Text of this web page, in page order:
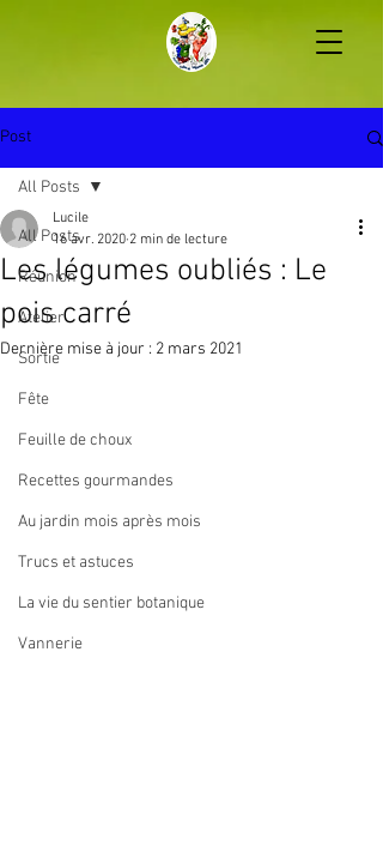
Post
All Posts
Réunion
Atelier
Sortie
Fête
Feuille de choux
Recettes gourmandes
Au jardin mois après mois
Trucs et astuces
La vie du sentier botanique
Vannerie
All Posts
Les légumes oubliés : Le
pois carré
Lucile
16 avr. 2020 2 min de lecture
Dernière mise à jour : 2 mars 2021